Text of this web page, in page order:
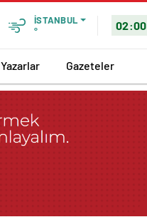
İSTANBUL
°
02:00
Yazarlar Gazeteler